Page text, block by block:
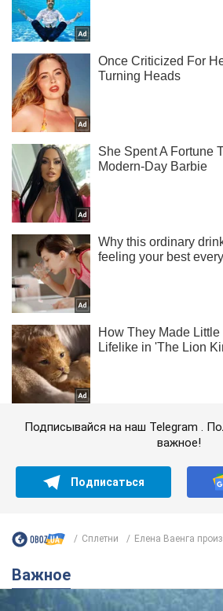
Подписывайся на наш Telegram .
важное!
Подписаться
Сплетни Елена Ваенга
Важное